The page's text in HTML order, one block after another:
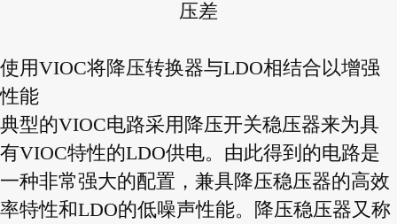
压差
使用VIOC将降压转换器与LDO相结合以增强
性能
典型的VIOC电路采用降压开关稳压器来为具
有VIOC特性的LDO供电。由此得到的电路是
一种非常强大的配置，兼具降压稳压器的高效
率特性和LDO的低噪声性能。降压稳压器又称